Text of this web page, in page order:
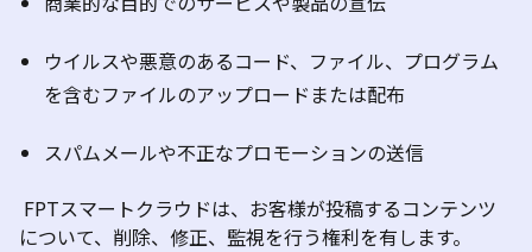
ウイルスや悪意のあるコード、ファイル、プログラム
を含むファイルのアップロードまたは配布
スパムメールや不正なプロモーションの送信
FPTスマートクラウドは、 お客様が投稿するコンテンツ
について、削除、修正、監視を行う権利を有します。